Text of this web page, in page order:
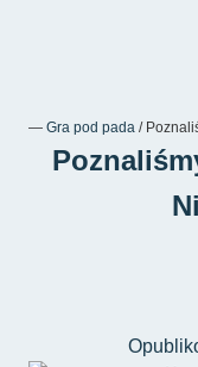
― Gra pod pada /